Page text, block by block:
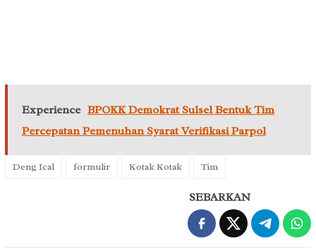
Experience BPOKK Demokrat Sulsel Bentuk Tim
Percepatan Pemenuhan Syarat Verifikasi Parpol
Deng Ical formulir Kotak Kotak Tim
SEBARKAN